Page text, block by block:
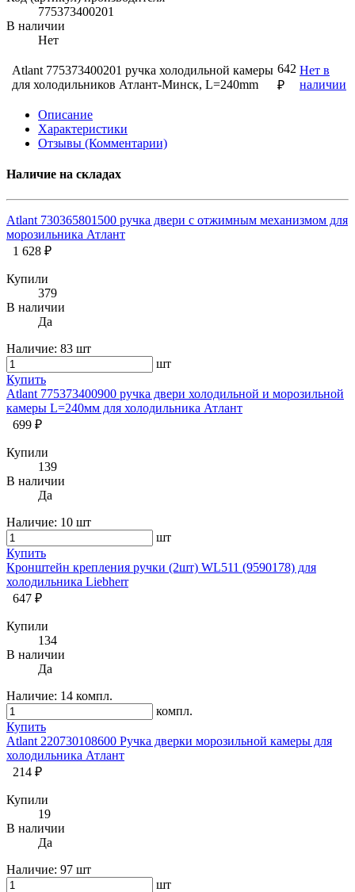
775373400201
В наличии
Нет
Atlant 775373400201 ручка холодильной камеры
для холодильников Атлант-Минск, L=240mm
642
₽
Нет в
наличии
Описание
Характеристики
Отзывы (Комментарии)
Наличие на складах
Atlant 730365801500 ручка двери с отжимным механизмом для
морозильника Атлант
1 628 ₽
Купили
379
В наличии
Да
Наличие: 83 шт
шт
Купить
Atlant 775373400900 ручка двери холодильной и морозильной
камеры L=240мм для холодильника Атлант
699 ₽
Купили
139
В наличии
Да
Наличие: 10 шт
шт
Купить
Кронштейн крепления ручки (2шт) WL511 (9590178) для
холодильника Liebherr
647 ₽
Купили
134
В наличии
Да
Наличие: 14 компл.
компл.
Купить
Atlant 220730108600 Ручка дверки морозильной камеры для
холодильника Атлант
214 ₽
Купили
19
В наличии
Да
Наличие: 97 шт
шт